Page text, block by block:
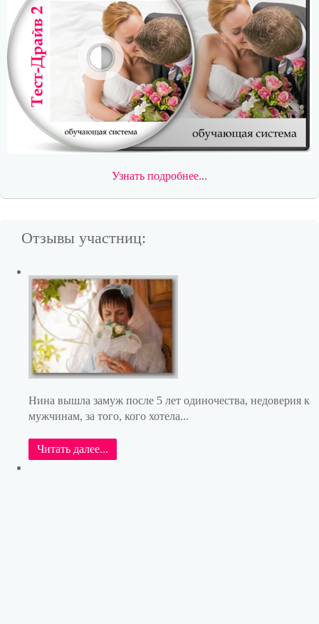
Узнать подробнее...
Отзывы участниц:
Нина вышла замуж после 5 лет одиночества, недоверия к
мужчинам, за того, кого хотела...
Читать далее...